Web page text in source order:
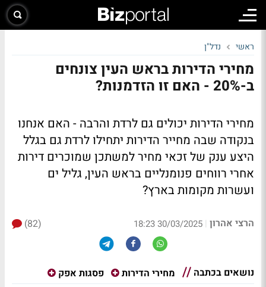
ראשי נדל"ן
מחירי הדירות בראש העין צונחים
ב-20% - האם זו הזדמנות?
מחירי הדירות יכולים גם לרדת והרבה - האם אנחנו
בנקודה שבה מחייר הדירות יתחילו לרדת גם בגלל
היצע ענק של זכאי מחיר למשתכן שמוכרים דירות
אחרי רווחים פנומנליים בראש העין, גליל ים
ועשרות מקומות בארץ?
הרצי אהרון |
30/03/2025 18:23
(82)
נושאים בכתבה מחירי הדירות פסגות אפק